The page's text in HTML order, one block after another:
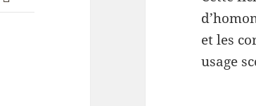
et les
usage